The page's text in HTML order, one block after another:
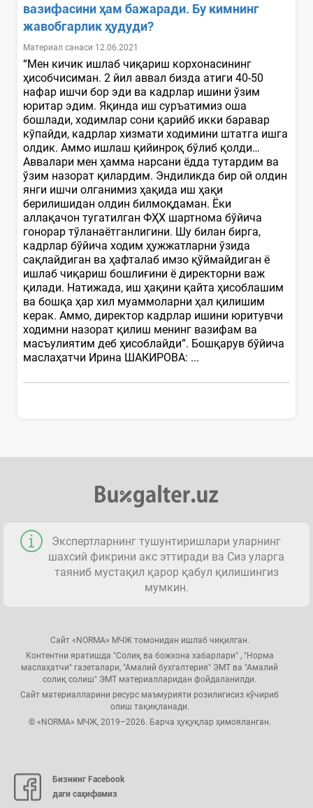
вазифасини ҳам бажаради. Бу кимнинг
жавобгарлик ҳудуди?
Материал санаси 12.06.2021
“Мен кичик ишлаб чиқариш корхонасининг
ҳисобчисиман. 2 йил аввал бизда атиги 40-50
нафар ишчи бор эди ва кадрлар ишини ўзим
юритар эдим. Яқинда иш суръатимиз оша
бошлади, ходимлар сони қарийб икки баравар
кўпайди, кадрлар хизмати ходимини штатга ишга
олдик. Аммо ишлаш қийинроқ бўлиб қолди…
Аввалари мен ҳамма нарсани ёдда тутардим ва
ўзим назорат қилардим. Эндиликда бир ой олдин
янги ишчи олганимиз ҳақида иш ҳақи
берилишидан олдин билмоқдаман. Ёки
аллақачон тугатилган ФҲХ шартнома бўйича
гонорар тўланаётганлигини. Шу билан бирга,
кадрлар бўйича ходим ҳужжатларни ўзида
сақлайдиган ва ҳафталаб имзо қўймайдиган ё
ишлаб чиқариш бошлиғини ё директорни важ
қилади. Натижада, иш ҳақини қайта ҳисоблашим
ва бошқа ҳар хил муаммоларни ҳал қилишим
керак. Аммо, директор кадрлар ишини юритувчи
ходимни назорат қилиш менинг вазифам ва
масъулиятим деб ҳисоблайди”. Бошқарув бўйича
маслаҳатчи Ирина ШАКИРОВА: ...
Экспертларнинг тушунтиришлари уларнинг
шахсий фикрини акс эттиради ва Сиз уларга
таяниб мустақил қарор қабул қилишингиз
мумкин.
Сайт «NORMA» МЧЖ томонидан ишлаб чиқилган.
Контентни яратишда "Солиқ ва божхона хабарлари" , "Норма
маслаҳатчи" газеталари, "Амалий бухгалтерия" ЭМТ ва "Амалий
солиқ солиш" ЭМТ материалларидан фойдаланилди.
Сайт материалларини ресурс маъмурияти розилигисиз кўчириб
олиш тақиқланади.
© «NORMA» МЧЖ, 2019–2026. Барча ҳуқуқлар ҳимояланган.
Бизнинг Facebook
даги саҳифамиз